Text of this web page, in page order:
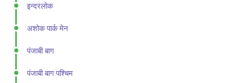
इन्दरलोक
अशोक पार्क मेन
पंजाबी बाग
पंजाबी बाग पश्चिम